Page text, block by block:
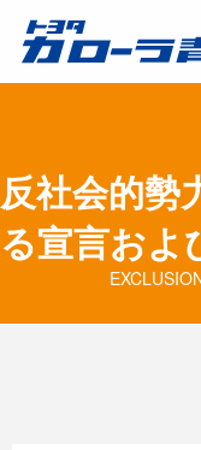
反社会的勢
る宣言およ